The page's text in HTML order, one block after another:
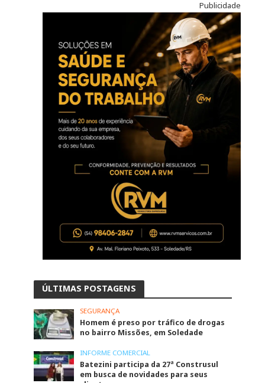
Publicidade
ÚLTIMAS POSTAGENS
SEGURANÇA
Homem é preso por tráfico de drogas
no bairro Missões, em Soledade
INFORME COMERCIAL
Batezini participa da 27ª Construsul
em busca de novidades para seus